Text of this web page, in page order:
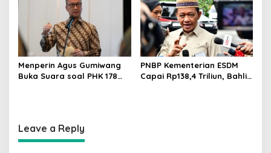
Menperin Agus Gumiwang
Buka Suara soal PHK 178
PNBP Kementerian ESDM
Capai Rp138,4 Triliun, Bahlil
Leave a Reply